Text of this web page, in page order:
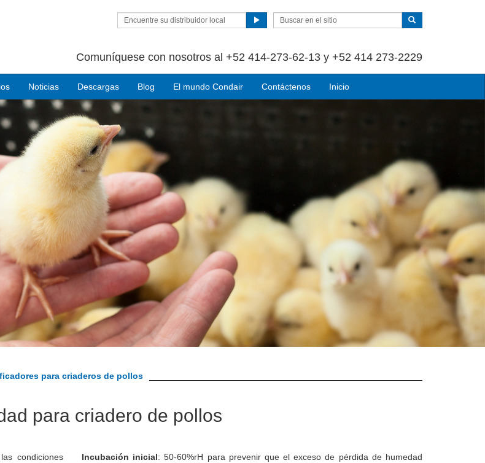
Encuentre su distribuidor local
Comuníquese con nosotros al +52 414-273-62-13 y +52 414 273-2229
Noticias Descargas Blog El mundo Condair Contáctenos Inicio
para criaderos de pollos
para criadero de pollos
condiciones
Incubación inicial: 50-60%rH para prevenir que el exceso de pérdida de humedad